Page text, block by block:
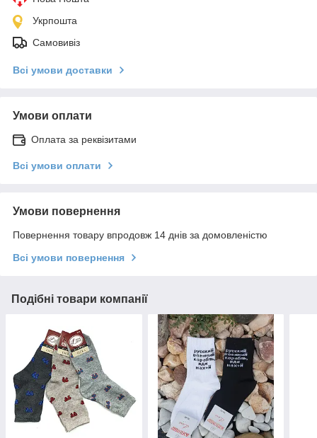
Укрпошта
Самовивіз
Всі умови доставки
Умови оплати
Оплата за реквізитами
Всі умови оплати
Умови повернення
Повернення товару впродовж 14 днів за домовленістю
Всі умови повернення
Подібні товари компанії